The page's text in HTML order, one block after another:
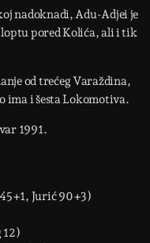
nadoknadi, Adu-Adjei je
pored Kolića, ali i tik
od trećeg Varaždina,
ima i šesta Lokomotiva.
1991.
Jurić 90+3)
12)